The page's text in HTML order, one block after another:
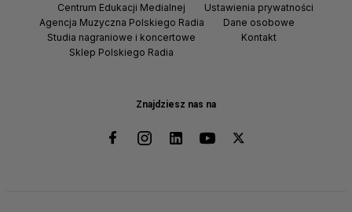
Znajdziesz nas na
Centrum Edukacji Medialnej
Agencja Muzyczna Polskiego Radia
Studia nagraniowe i koncertowe
Sklep Polskiego Radia
Ustawienia prywatności
Dane osobowe
Kontakt